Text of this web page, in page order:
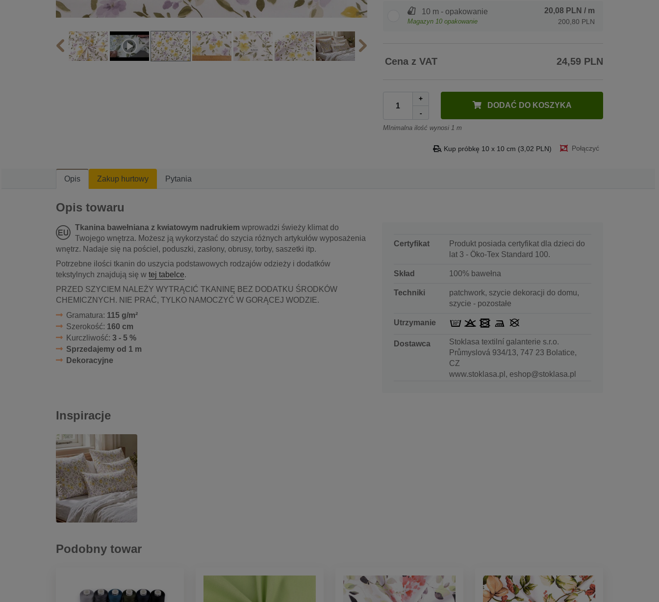
10 m - opakowanie
Magazyn 10 opakowanie
20,08 PLN / m
200,80 PLN
Cena z VAT 24,59 PLN
+
-
DODAĆ DO KOSZYKA
MInimalna ilość wynosi 1 m
Kup próbkę 10 x 10 cm (3,02 PLN) Połączyć
Opis Zakup hurtowy Pytania
Opis towaru
Tkanina bawełniana z kwiatowym nadrukiem wprowadzi świeży klimat do
Twojego wnętrza. Możesz ją wykorzystać do szycia różnych artykułów wyposażenia
wnętrz. Nadaje się na pościel, poduszki, zasłony, obrusy, torby, saszetki itp.
Potrzebne ilości tkanin do uszycia podstawowych rodzajów odzieży i dodatków
tekstylnych znajdują się w tej tabelce.
PRZED SZYCIEM NALEŻY WYTRĄCIĆ TKANINĘ BEZ DODATKU ŚRODKÓW
CHEMICZNYCH. NIE PRAĆ, TYLKO NAMOCZYĆ W GORĄCEJ WODZIE.
Gramatura: 115 g/m²
Szerokość: 160 cm
Kurczliwość: 3 - 5 %
Sprzedajemy od 1 m
Dekoracyjne
Certyfikat
Produkt posiada certyfikat dla dzieci do
lat 3 - Öko-Tex Standard 100.
Skład 100% bawełna
Techniki
patchwork, szycie dekoracji do domu,
szycie - pozostałe
Utrzymanie
Dostawca
Stoklasa textilní galanterie s.r.o.
Průmyslová 934/13, 747 23 Bolatice,
CZ
www.stoklasa.pl, eshop@stoklasa.pl
Inspiracje
Podobny towar